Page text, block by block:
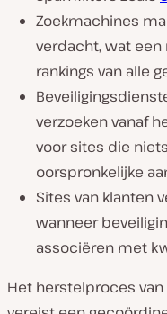
Zoekmachines
verdacht, wat
rankings van alle
verzoeken vanaf
voor sites die
oorspronkelijke
Sites van klanten
wanneer
associëren met
Het herstelproces